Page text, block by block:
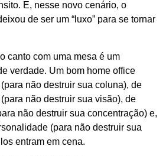
E, nesse novo cenário, o
de ser um “luxo” para se tornar
canto com uma mesa é um
verdade. Um bom home office
não destruir sua coluna), de
não destruir sua visão), de
não destruir sua concentração) e,
(para não destruir sua
entram em cena.